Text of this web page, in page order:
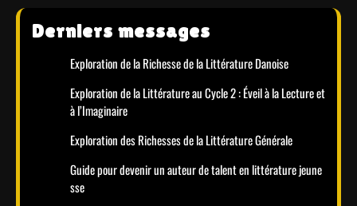
Derniers messages
Exploration de la Richesse de la Littérature Danoise
Exploration de la Littérature au Cycle 2 : Éveil à la Lecture et
à l’Imaginaire
Exploration des Richesses de la Littérature Générale
Guide pour devenir un auteur de talent en littérature jeune
sse